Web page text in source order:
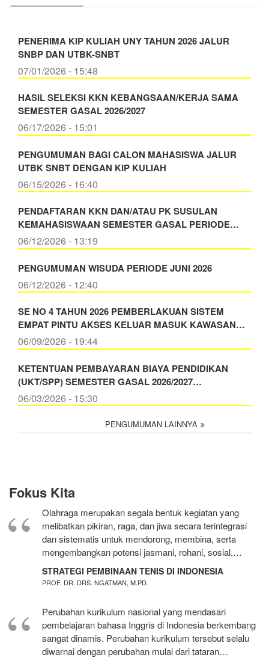
PENERIMA KIP KULIAH UNY TAHUN 2026 JALUR
SNBP DAN UTBK-SNBT
07/01/2026 - 15:48
HASIL SELEKSI KKN KEBANGSAAN/KERJA SAMA
SEMESTER GASAL 2026/2027
06/17/2026 - 15:01
PENGUMUMAN BAGI CALON MAHASISWA JALUR
UTBK SNBT DENGAN KIP KULIAH
06/15/2026 - 16:40
PENDAFTARAN KKN DAN/ATAU PK SUSULAN
KEMAHASISWAAN SEMESTER GASAL PERIODE…
06/12/2026 - 13:19
PENGUMUMAN WISUDA PERIODE JUNI 2026
06/12/2026 - 12:40
SE NO 4 TAHUN 2026 PEMBERLAKUAN SISTEM
EMPAT PINTU AKSES KELUAR MASUK KAWASAN…
06/09/2026 - 19:44
KETENTUAN PEMBAYARAN BIAYA PENDIDIKAN
(UKT/SPP) SEMESTER GASAL 2026/2027…
06/03/2026 - 15:30
PENGUMUMAN LAINNYA
Fokus Kita
Olahraga merupakan segala bentuk kegiatan yang
melibatkan pikiran, raga, dan jiwa secara terintegrasi
dan sistematis untuk mendorong, membina, serta
mengembangkan potensi jasmani, rohani, sosial,…
STRATEGI PEMBINAAN TENIS DI INDONESIA
PROF. DR. DRS. NGATMAN, M.PD.
Perubahan kurikulum nasional yang mendasari
pembelajaran bahasa Inggris di Indonesia berkembang
sangat dinamis. Perubahan kurikulum tersebut selalu
diwarnai dengan perubahan mulai dari tataran…